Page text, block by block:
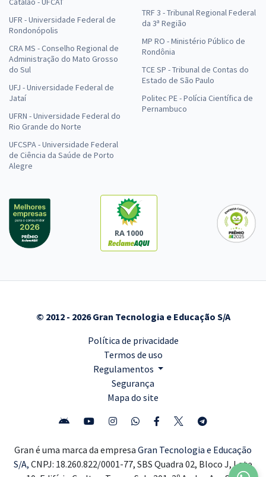
UFR - Universidade Federal de
Rondonópolis
CRA MS - Conselho Regional de
Administração do Mato Grosso
do Sul
UFJ - Universidade Federal de
Jataí
UFRN - Universidade Federal do
Rio Grande do Norte
UFCSPA - Universidade Federal
de Ciência da Saúde de Porto
Alegre
TRF 3 - Tribunal Regional Federal
da 3ª Região
MP RO - Ministério Público de
Rondônia
TCE SP - Tribunal de Contas do
Estado de São Paulo
Politec PE - Polícia Científica de
Pernambuco
RA 1000
© 2012 - 2026 Gran Tecnologia e Educação S/A
Política de privacidade
Termos de uso
Regulamentos
Segurança
Mapa do site
Gran é uma marca da empresa Gran Tecnologia e Educação
S/A, CNPJ: 18.260.822/0001-77, SBS Quadra 02, Bloco J, Lote